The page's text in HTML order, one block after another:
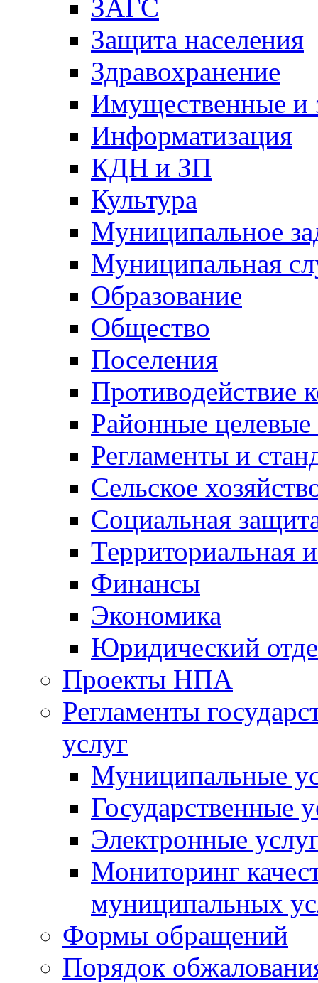
ЗАГС
Защита населения
Здравохранение
Имущественные и
Информатизация
КДН и ЗП
Культура
Муниципальное
Муниципальная
Образование
Общество
Поселения
Противодействие
Районные
Регламенты и
Сельское
Социальная
Территориальная
Финансы
Экономика
Юридический
Проекты НПА
Регламенты
услуг
Муниципальные
Государственные
Электронные
Мониторинг
муниципальных
Формы обращений
Порядок